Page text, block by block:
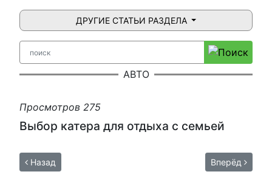
ДРУГИЕ СТАТЬИ РАЗДЕЛА
АВТО
Просмотров 275
Выбор катера для отдыха с семьей
Назад Вперёд